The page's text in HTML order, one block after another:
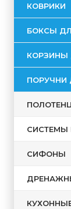
КОВРИКИ
БОКСЫ
КОРЗИНЫ
ПОРУЧНИ
СИСТЕМЫ
СИФОНЫ